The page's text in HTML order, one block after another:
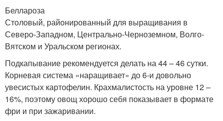
Беллароза
Столовый, районированный для выращивания в
Северо-Западном, Центрально-Черноземном, Волго-
Вятском и Уральском регионах.
Подкапывание рекомендуется делать на 44 – 46 сутки.
Корневая система «наращивает» до 6-и довольно
увесистых картофелин. Крахмалистость на уровне 12 –
16%, поэтому овощ хорошо себя показывает в формате
фри и при зажаривании.